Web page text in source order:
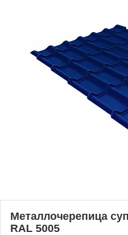
Металлочерепица
RAL 5005